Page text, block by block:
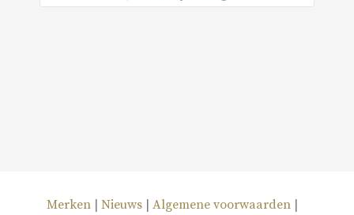
Merken Nieuws Algemene voorwaarden